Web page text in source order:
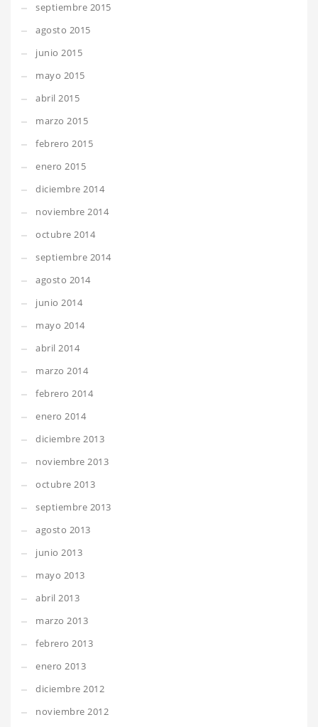
septiembre 2015
agosto 2015
junio 2015
mayo 2015
abril 2015
marzo 2015
febrero 2015
enero 2015
diciembre 2014
noviembre 2014
octubre 2014
septiembre 2014
agosto 2014
junio 2014
mayo 2014
abril 2014
marzo 2014
febrero 2014
enero 2014
diciembre 2013
noviembre 2013
octubre 2013
septiembre 2013
agosto 2013
junio 2013
mayo 2013
abril 2013
marzo 2013
febrero 2013
enero 2013
diciembre 2012
noviembre 2012